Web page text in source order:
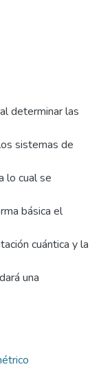
determinar las
sistemas de
lo cual se
básica el
cuántica y la
una